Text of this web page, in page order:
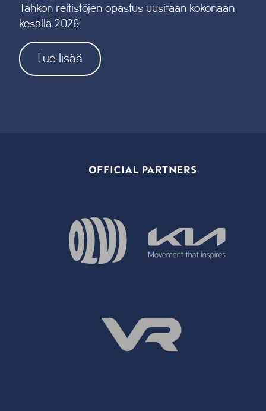
Tahkon reitistöjen opastus uusitaan kokonaan
kesällä 2026
Lue lisää
OFFICIAL PARTNERS